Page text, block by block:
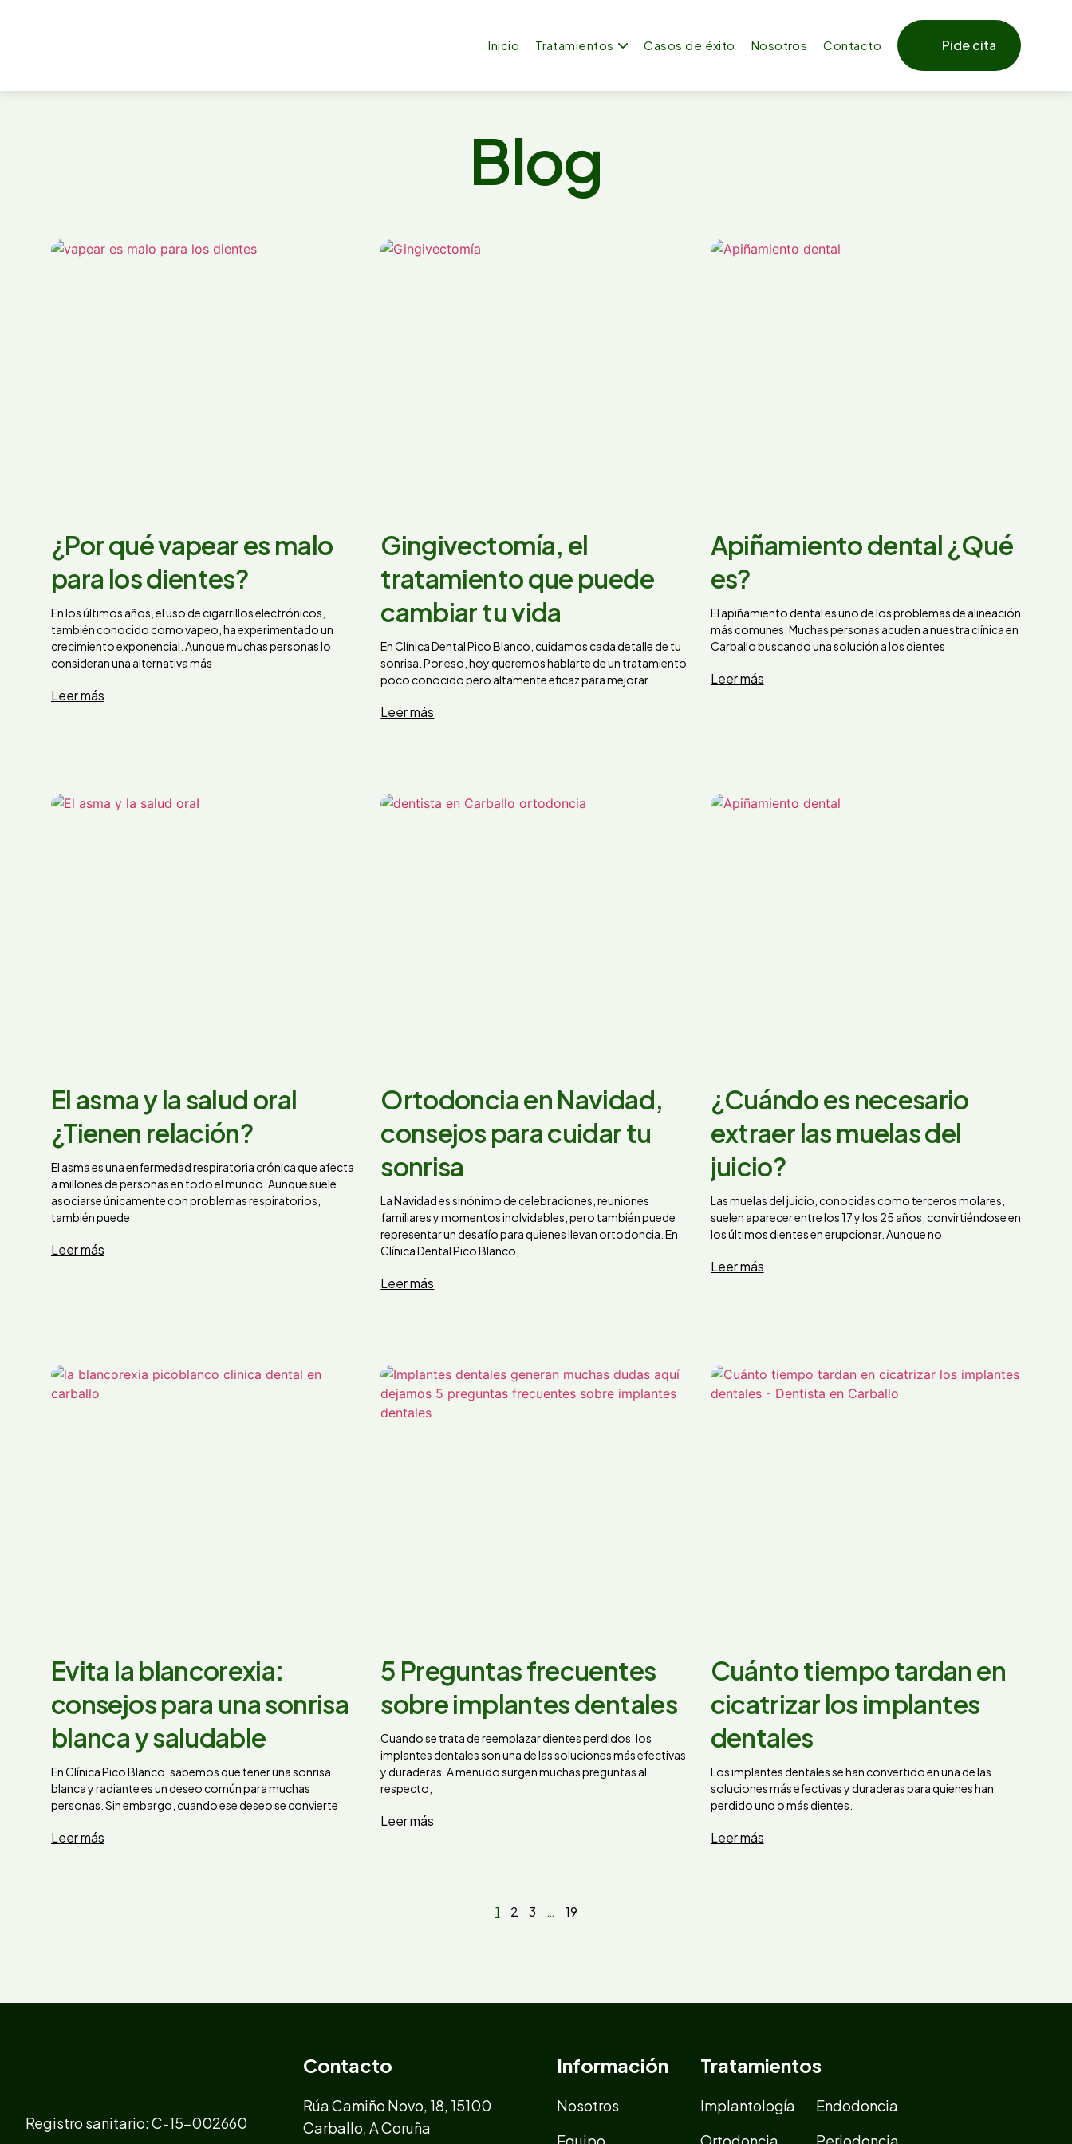
Inicio Tratamientos Casos de éxito Nosotros Contacto Pide cita
Blog
¿Por qué vapear es malo
para los dientes?
En los últimos años, el uso de cigarrillos electrónicos,
también conocido como vapeo, ha experimentado un
crecimiento exponencial. Aunque muchas personas lo
consideran una alternativa más
Leer más
Gingivectomía, el
tratamiento que puede
cambiar tu vida
En Clínica Dental Pico Blanco, cuidamos cada detalle de tu
sonrisa. Por eso, hoy queremos hablarte de un tratamiento
poco conocido pero altamente eficaz para mejorar
Leer más
Apiñamiento dental ¿Qué
es?
El apiñamiento dental es uno de los problemas de alineación
más comunes. Muchas personas acuden a nuestra clínica en
Carballo buscando una solución a los dientes
Leer más
El asma y la salud oral
¿Tienen relación?
El asma es una enfermedad respiratoria crónica que afecta
a millones de personas en todo el mundo. Aunque suele
asociarse únicamente con problemas respiratorios,
también puede
Leer más
Ortodoncia en Navidad,
consejos para cuidar tu
sonrisa
La Navidad es sinónimo de celebraciones, reuniones
familiares y momentos inolvidables, pero también puede
representar un desafío para quienes llevan ortodoncia. En
Clínica Dental Pico Blanco,
Leer más
¿Cuándo es necesario
extraer las muelas del
juicio?
Las muelas del juicio, conocidas como terceros molares,
suelen aparecer entre los 17 y los 25 años, convirtiéndose en
los últimos dientes en erupcionar. Aunque no
Leer más
Evita la blancorexia:
consejos para una sonrisa
blanca y saludable
En Clínica Pico Blanco, sabemos que tener una sonrisa
blanca y radiante es un deseo común para muchas
personas. Sin embargo, cuando ese deseo se convierte
Leer más
5 Preguntas frecuentes
sobre implantes dentales
Cuando se trata de reemplazar dientes perdidos, los
implantes dentales son una de las soluciones más efectivas
y duraderas. A menudo surgen muchas preguntas al
respecto,
Leer más
Cuánto tiempo tardan en
cicatrizar los implantes
dentales
Los implantes dentales se han convertido en una de las
soluciones más efectivas y duraderas para quienes han
perdido uno o más dientes.
Leer más
1 2 3 … 19
Registro sanitario: C-15-002660
Contacto
Rúa Camiño Novo, 18, 15100
Carballo, A Coruña
Información
Nosotros
Tratamientos
Implantología
Endodoncia